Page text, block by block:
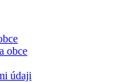
obce
údaji